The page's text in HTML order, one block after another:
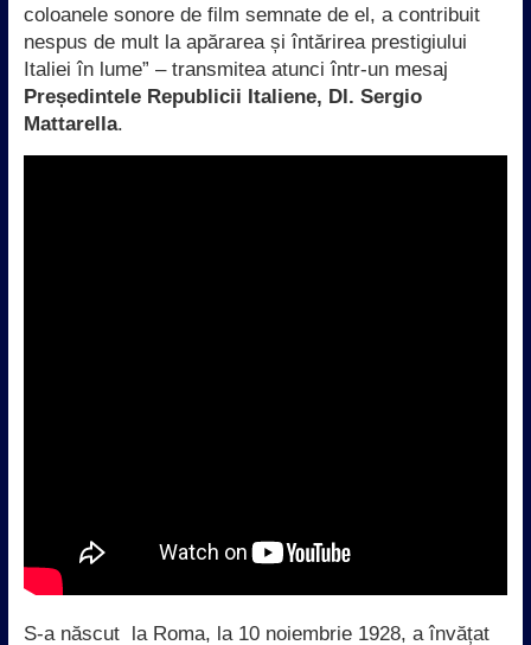
coloanele sonore de film semnate de el, a contribuit
nespus de mult la apărarea și întărirea prestigiului
Italiei în lume” – transmitea atunci într-un mesaj
Președintele Republicii Italiene, Dl. Sergio
Mattarella.
S-a născut la Roma, la 10 noiembrie 1928, a învățat